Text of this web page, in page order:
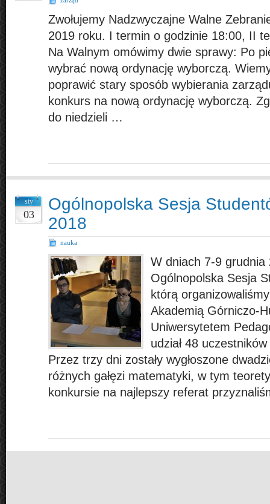
Zwołujemy Nadzwyczajne Walne
2019 roku. I termin o godzinie 18:00, II
Na Walnym omówimy dwie sprawy: Po
wybrać nową ordynację wyborczą.
poprawić stary sposób wybierania
konkurs na nową ordynację wyborczą.
do niedzieli …
sty
03
Ogólnopolska Sesja
2018
nauka
W dniach 7-9 grudnia
Ogólnopolska Sesja
którą
Akademią Górniczo-
Uniwersytetem
udział 48
Przez trzy dni zostały wygłoszone
różnych gałęzi matematyki, w tym
konkursie na najlepszy referat